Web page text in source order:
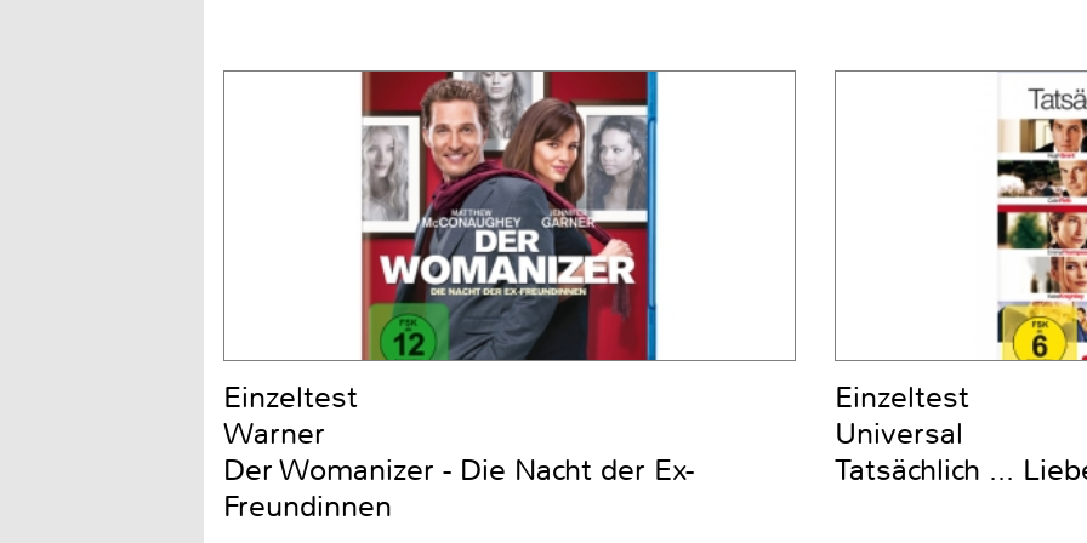
Einzeltest
Warner
Der Womanizer - Die Nacht der Ex-
Freundinnen
Einzeltest
Universal
Tatsächlich ...